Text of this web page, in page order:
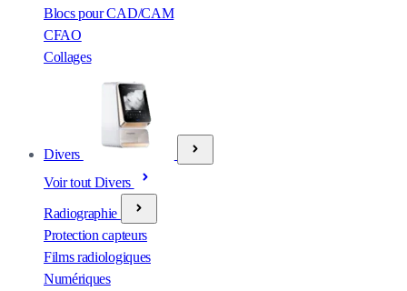
Blocs pour CAD/CAM
CFAO
Collages
Divers
Voir tout Divers
Radiographie
Protection capteurs
Films radiologiques
Numériques